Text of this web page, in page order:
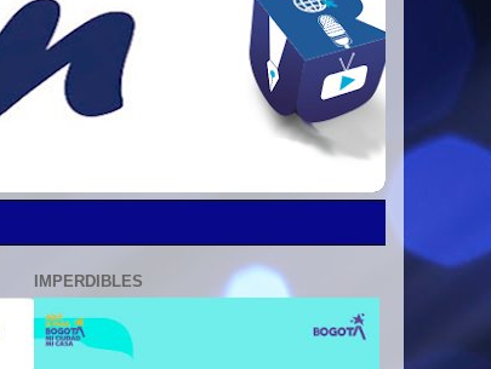
IMPERDIBLES